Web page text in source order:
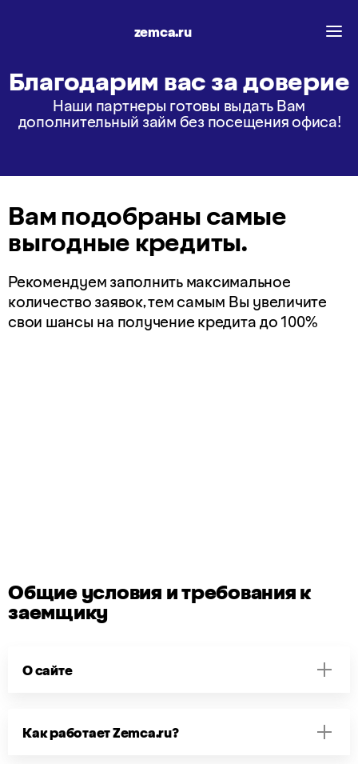
zemca.ru
Благодарим вас за доверие
Наши партнеры готовы выдать Вам
дополнительный займ без посещения офиса!
Вам подобраны самые
выгодные кредиты.
Рекомендуем заполнить максимальное
количество заявок, тем самым Вы увеличите
свои шансы на получение кредита до 100%
Общие условия и требования к
заемщику
О сайте
Как работает Zemca.ru?